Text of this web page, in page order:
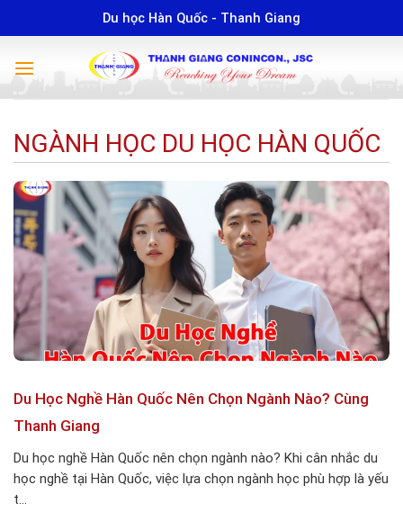
to
Du học Hàn Quốc - Thanh Giang
NGÀNH HỌC DU HỌC HÀN QUỐC
Du Học Nghề Hàn Quốc Nên Chọn Ngành Nào? Cùng
Thanh Giang
Du học nghề Hàn Quốc nên chọn ngành nào? Khi cân nhắc du
học nghề tại Hàn Quốc, việc lựa chọn ngành học phù hợp là yếu
t...